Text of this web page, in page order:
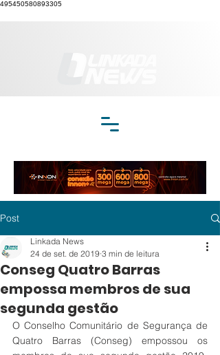
495450580893305
Post
Conseg Quatro Barras
empossa membros de sua
segunda gestão
Linkada News
24 de set. de 2019 3 min de leitura
O Conselho Comunitário de Segurança de
Quatro Barras (Conseg) empossou os